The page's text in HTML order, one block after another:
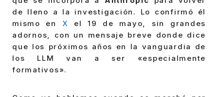
de lleno a la investigación. Lo confirmó él
mismo en X
el 19 de mayo, sin grandes
adornos, con un mensaje breve donde dice
que los próximos años en la vanguardia de
los LLM van a ser «especialmente
formativos».